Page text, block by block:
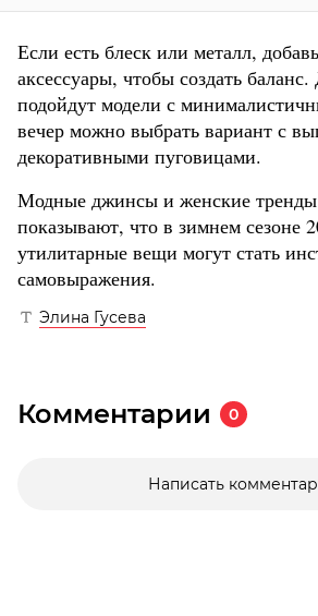
Если есть блеск или металл,
аксессуары, чтобы создать
подойдут модели с
вечер можно выбрать вариант с
декоративными пуговицами.
Модные джинсы и женские
показывают, что в зимнем сезоне
утилитарные вещи могут стать
самовыражения.
Элина Гусева
Комментарии 0
Написать